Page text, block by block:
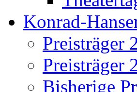
Konrad-
Preisträger
Preisträger
Bisherige